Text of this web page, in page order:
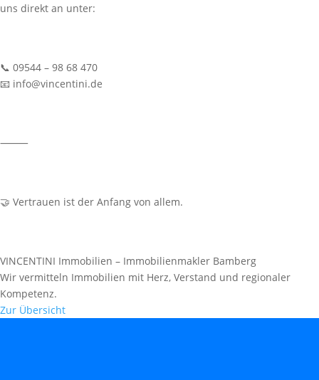
uns direkt an unter:
📞 09544 – 98 68 470
📧 info@vincentini.de
⸻
🤝 Vertrauen ist der Anfang von allem.
VINCENTINI Immobilien – Immobilienmakler Bamberg
Wir vermitteln Immobilien mit Herz, Verstand und regionaler
Kompetenz.
Zur Übersicht